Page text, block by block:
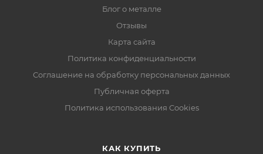
Блог о металле
Отзывы
Карта сайта
Политика конфиденциальности
Соглашение на обработку персональных данных
Публичная оферта
Политика использования Cookies
КАК КУПИТЬ